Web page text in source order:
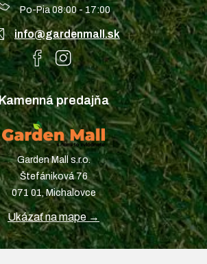
Po-Pia 08:00 - 17:00
info@gardenmall.sk
Kamenná predajňa
Garden Mall s.r.o.
Štefániková 76
071 01, Michalovce
Ukázať na mape →